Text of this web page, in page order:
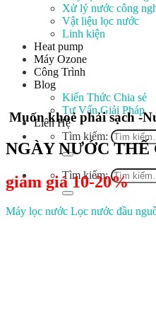
Xử lý nước công
Vật liệu lọc nước
Linh kiện
Heat pump
Máy Ozone
Công Trình
Blog
Kiến Thức Chia sẻ
Tư Vấn Giải Pháp
Liên Hệ
Tìm kiếm:
Tìm kiếm:
Muốn khoẻ phải sạch -
NGÀY NƯỚC THẾ
giảm giá 10-20%
Máy lọc nước Lọc nước đầu